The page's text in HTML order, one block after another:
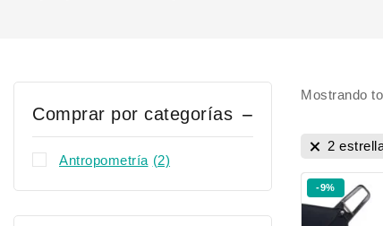
Mostrando
2
-9%
Comprar por categorías
Antropometría (2)